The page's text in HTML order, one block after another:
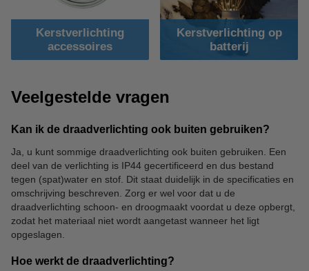
Kerstverlichting
accessoires
Kerstverlichting op
batterij
Veelgestelde vragen
Kan ik de draadverlichting ook buiten gebruiken?
Ja, u kunt sommige draadverlichting ook buiten gebruiken. Een
deel van de verlichting is IP44 gecertificeerd en dus bestand
tegen (spat)water en stof. Dit staat duidelijk in de specificaties en
omschrijving beschreven. Zorg er wel voor dat u de
draadverlichting schoon- en droogmaakt voordat u deze opbergt,
zodat het materiaal niet wordt aangetast wanneer het ligt
opgeslagen.
Hoe werkt de draadverlichting?